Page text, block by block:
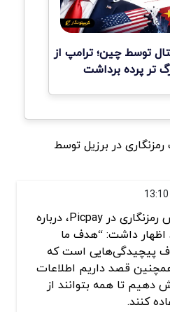
توسط چین؛ ترامپ از
تر پرده برداشت
رمزنگاری در برزیل توسط
برونو گرگوری، رئیس بخش رمزنگاری در Picpay، درباره
داشت: “هدف ما
پیچیدگی‌هایی است که
قصد داریم اطلاعات
دهیم تا همه بتوانند از
کنند.